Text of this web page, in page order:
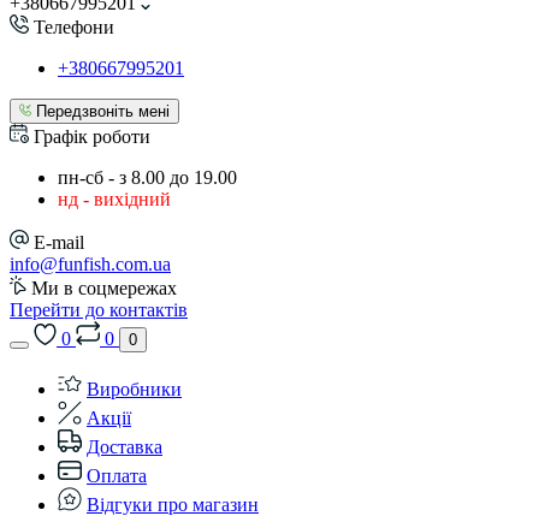
Телефони
+380667995201
Передзвоніть мені
Графік роботи
пн-сб - з 8.00 до 19.00
нд - вихідний
E-mail
info@funfish.com.ua
Ми в соцмережах
Перейти до контактів
0
0 0
Виробники
Акції
Доставка
Оплата
Відгуки про магазин